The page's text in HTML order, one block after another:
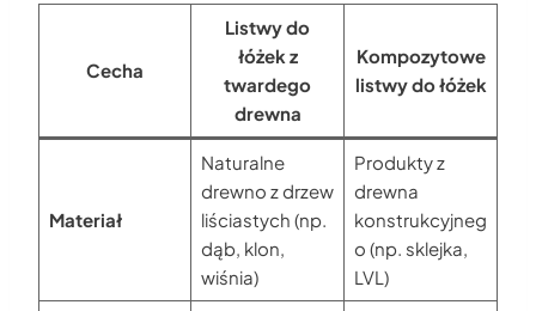
Cecha
Listwy do
łóżek z
twardego
drewna
Kompozytowe
listwy do łóżek
Materiał
Naturalne
drewno z drzew
liściastych (np.
dąb, klon,
wiśnia)
Produkty z
drewna
konstrukcyjneg
o (np. sklejka,
LVL)